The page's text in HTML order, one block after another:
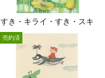
すき・キライ・すき・スキ
売約済